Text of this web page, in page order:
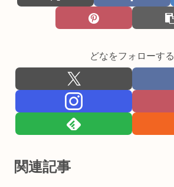
どなをフォローする
関連記事